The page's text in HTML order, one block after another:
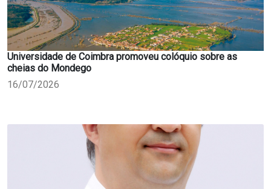
Universidade de Coimbra promoveu colóquio sobre as
cheias do Mondego
16/07/2026